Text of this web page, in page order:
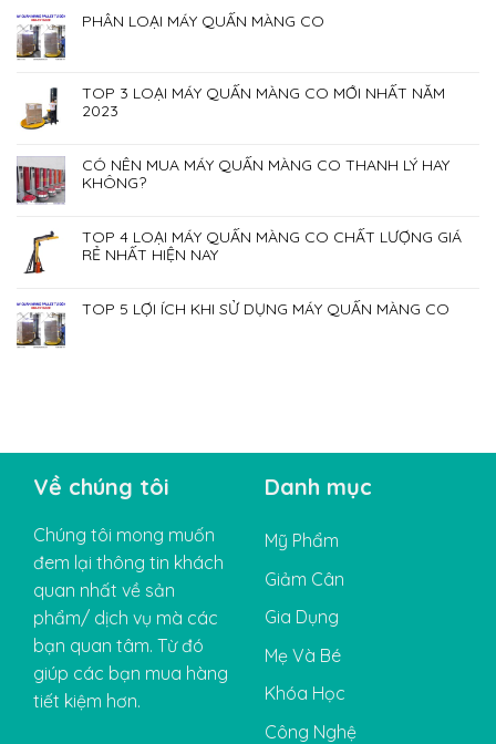
PHÂN LOẠI MÁY QUẤN MÀNG CO
TOP 3 LOẠI MÁY QUẤN MÀNG CO MỚI NHẤT NĂM
2023
CÓ NÊN MUA MÁY QUẤN MÀNG CO THANH LÝ HAY
KHÔNG?
TOP 4 LOẠI MÁY QUẤN MÀNG CO CHẤT LƯỢNG GIÁ
RẺ NHẤT HIỆN NAY
TOP 5 LỢI ÍCH KHI SỬ DỤNG MÁY QUẤN MÀNG CO
Về chúng tôi
Chúng tôi mong muốn
đem lại thông tin khách
quan nhất về sản
phẩm/ dịch vụ mà các
bạn quan tâm. Từ đó
giúp các bạn mua hàng
tiết kiệm hơn.
Danh mục
Mỹ Phẩm
Giảm Cân
Gia Dụng
Mẹ Và Bé
Khóa Học
Công Nghệ